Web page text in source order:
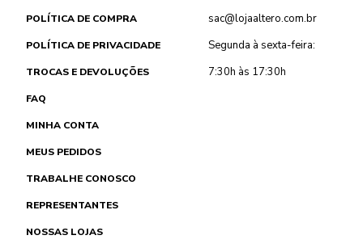
POLÍTICA DE COMPRA
POLÍTICA DE PRIVACIDADE
TROCAS E DEVOLUÇÕES
FAQ
MINHA CONTA
MEUS PEDIDOS
TRABALHE CONOSCO
REPRESENTANTES
NOSSAS LOJAS
sac@lojaaltero.com.br
Segunda à sexta-feira:
7:30h às 17:30h